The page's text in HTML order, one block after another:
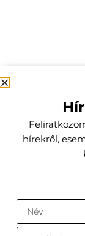
hírekről,